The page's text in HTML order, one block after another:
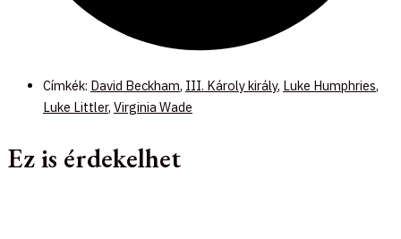
Címkék: David Beckham, III. Károly király, Luke Humphries,
Luke Littler, Virginia Wade
Ez is érdekelhet